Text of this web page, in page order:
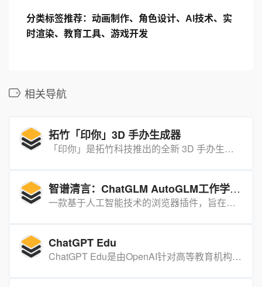
分类标签推荐：动画制作、角色设计、AI技术、实
时渲染、教育工具、游戏开发
相关导航
拓竹「印你」3D 手办生成器
「印你」是拓竹科技推出的全新 3D 手办生成器，依托腾讯混元 3D 3.0 大模型，支持用户上传一张图片快速生成高质量、可打印的 3D 模型，大幅简化 3D 手办制作流程。
智谱清言：ChatGLM AutoGLM工作学习助手
一款基于人工智能技术的浏览器插件，旨在通过自然语言处理技术，帮助用户自动化执行网页和手机上的任务。
ChatGPT Edu
ChatGPT Edu是由OpenAI针对高等教育机构推出的一个AI工具，旨在帮助高等教育院校大规模应用AI技术。它基于GPT-4o模型，支持跨文本和视觉推理，并提供了企业级的安全承诺和数据隐私保护。